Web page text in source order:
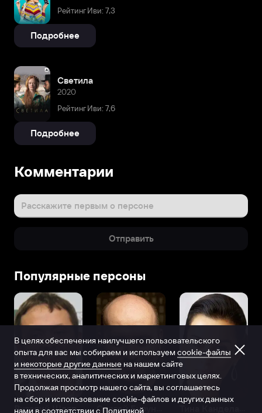
Рейтинг Иви: 7,3
Подробнее
Светила
2020
Рейтинг Иви: 7,6
Подробнее
Комментарии
Расскажите первым о персоне
Отправить
Популярные персоны
Виталий Шляппо
В целях обеспечения наилучшего пользовательского
опыта для вас мы собираем и используем cookie-файлы
и некоторые другие данные на нашем сайте
в технических, аналитических и маркетинговых целях.
Продолжая просмотр нашего сайта, вы соглашаетесь
на сбор и использование cookie-файлов и других данных
нами в соответствии с Политикой